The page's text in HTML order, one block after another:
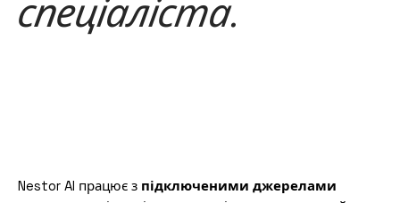
спеціаліста.
Nestor AI працює з підключеними джерелами